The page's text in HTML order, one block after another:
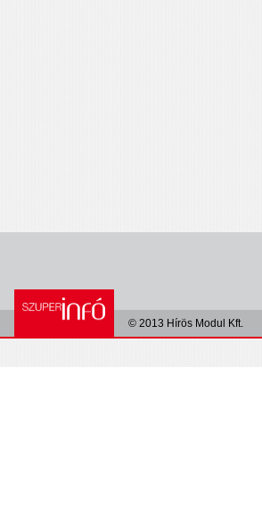
© 2013 Hírös Modul Kft.